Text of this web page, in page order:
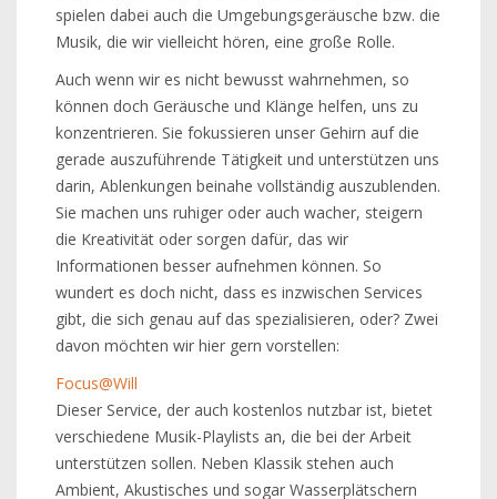
spielen dabei auch die Umgebungsgeräusche bzw. die
Musik, die wir vielleicht hören, eine große Rolle.
Auch wenn wir es nicht bewusst wahrnehmen, so
können doch Geräusche und Klänge helfen, uns zu
konzentrieren. Sie fokussieren unser Gehirn auf die
gerade auszuführende Tätigkeit und unterstützen uns
darin, Ablenkungen beinahe vollständig auszublenden.
Sie machen uns ruhiger oder auch wacher, steigern
die Kreativität oder sorgen dafür, das wir
Informationen besser aufnehmen können. So
wundert es doch nicht, dass es inzwischen Services
gibt, die sich genau auf das spezialisieren, oder? Zwei
davon möchten wir hier gern vorstellen:
Focus@Will
Dieser Service, der auch kostenlos nutzbar ist, bietet
verschiedene Musik-Playlists an, die bei der Arbeit
unterstützen sollen. Neben Klassik stehen auch
Ambient, Akustisches und sogar Wasserplätschern